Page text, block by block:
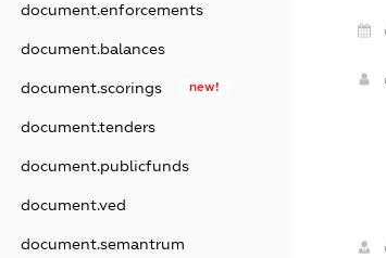
document.enforcements
document.balances
document.scorings new!
document.tenders
document.publicfunds
document.ved
document.semantrum